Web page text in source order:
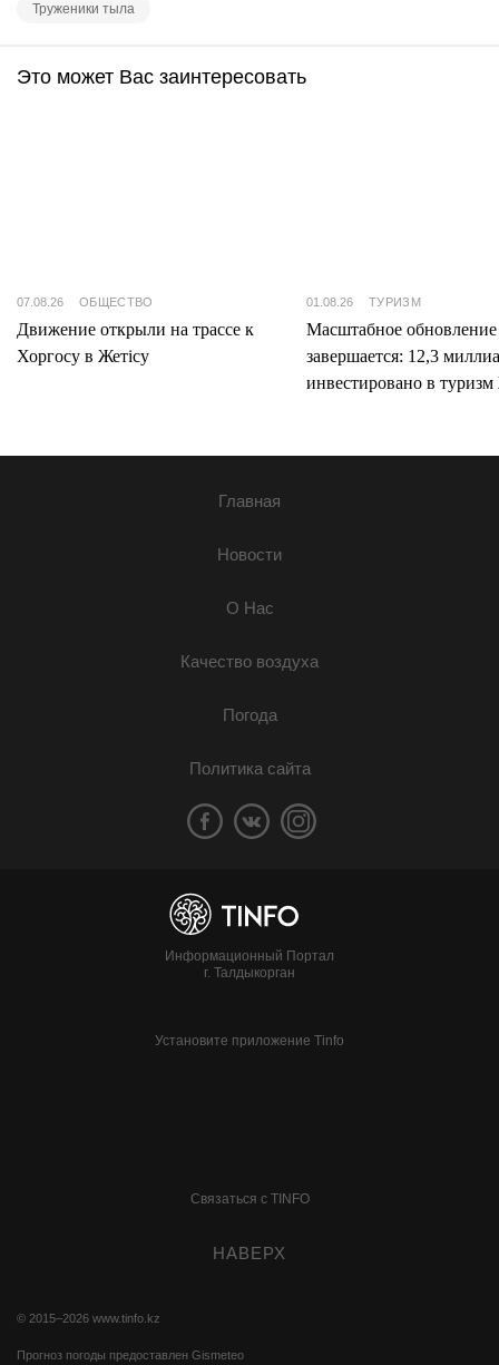
Труженики тыла
Это может Вас заинтересовать
07.08.26 ОБЩЕСТВО
Движение открыли на трассе к
Хоргосу в Жетісу
01.08.26 ТУРИЗМ
Масштабное
завершается: 12,3
инвестировано в туризм
Главная
Новости
О Нас
Качество воздуха
Погода
Политика сайта
Информационный Портал
г. Талдыкорган
Установите приложение Tinfo
Связаться с TINFO
НАВЕРХ
© 2015–2026 www.tinfo.kz
Прогноз погоды предоставлен Gismeteo